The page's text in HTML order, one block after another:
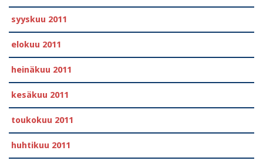
syyskuu 2011
elokuu 2011
heinäkuu 2011
kesäkuu 2011
toukokuu 2011
huhtikuu 2011